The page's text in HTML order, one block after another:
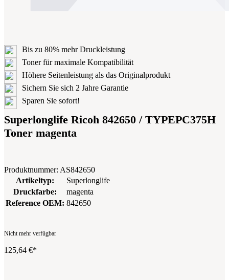
Bis zu 80% mehr Druckleistung
Toner für maximale Kompatibilität
Höhere Seitenleistung als das Originalprodukt
Sichern Sie sich 2 Jahre Garantie
Sparen Sie sofort!
Superlonglife Ricoh 842650 / TYPEPC375H
Toner magenta
Produktnummer: AS842650
Artikeltyp:
Superlonglife
Druckfarbe:
magenta
Reference OEM: 842650
Nicht mehr verfügbar
125,64 €*